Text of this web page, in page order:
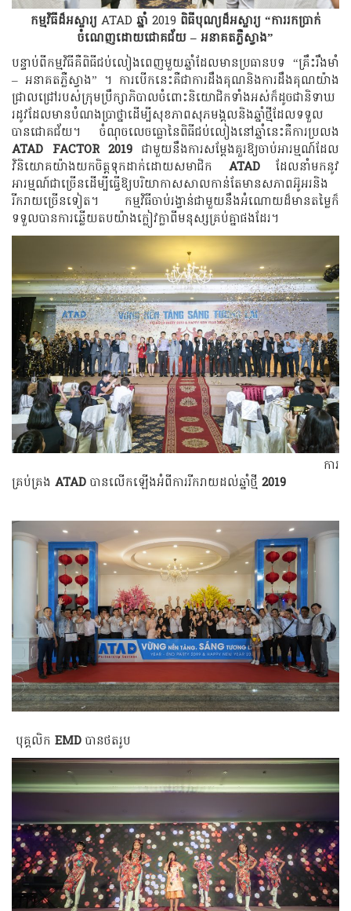
កម្មវិធីដ៏អស្ចារ្យ ATAD ឆ្នាំ 2019 ពិធីបុណ្យដ៏អស្ចារ្យ “ការរកប្រាក់
ចំណេញដោយជោគជ័យ – អនាគតភ្លឺស្វាង”
បន្ទាប់ពីកម្មវិធីគឺពិធីជប់លៀងពេញមួយឆ្នាំដែលមានប្រធានបទ “គ្រឹះរឹងមាំ
– អនាគតភ្លឺស្វាង” ។ ការបើកនេះគឺជាការដឹងគុណនិងការដឹងគុណយ៉ាង
ជ្រាលជ្រៅរបស់ក្រុមប្រឹក្សាភិបាលចំពោះនិយោជិកទាំងអស់ក៏ដូចជានិទាឃ
រដូវដែលមានបំណងប្រាថ្នាដើម្បីសុខភាពសុភមង្គលនិងឆ្នាំថ្មីដែលទទួល
បានជោគជ័យ។ ចំណុចលេចធ្លោនៃពិធីជប់លៀងនៅឆ្នាំនេះគឺការប្រលង
ATAD FACTOR 2019 ជាមួយនឹងការសម្តែងគួរឱ្យចាប់អារម្មណ៍ដែល
វិនិយោគយ៉ាងយកចិត្តទុកដាក់ដោយសមាជិក ATAD ដែលនាំមកនូវ
អារម្មណ៍ជាច្រើនដើម្បីធ្វើឱ្យបរិយាកាសសាលកាន់តែមានសភាពអ៊ូអរនិង
រីករាយច្រើនទៀត។ កម្មវិធីចាប់រង្វាន់ជាមួយនឹងអំណោយដ៏មានតម្លៃក៏
ទទួលបានការឆ្លើយតបយ៉ាងក្លៀវក្លាពីមនុស្សគ្រប់គ្នាផងដែរ។
ការ
គ្រប់គ្រង ATAD បានលើកឡើងអំពីការរីករាយដល់ឆ្នាំថ្មី 2019
បុគ្គលិក EMD បានថតរូប